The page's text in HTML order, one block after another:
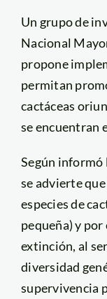
Un grupo de
Nacional
propone
permitan
cactáceas
se encuentran
Según informó
se advierte
especies de
pequeña) y
extinción, al
diversidad
supervivencia